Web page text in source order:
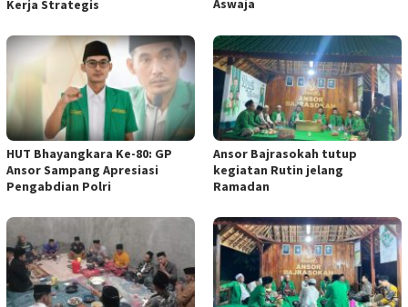
Kerja Strategis
HUT Bhayangkara Ke-80: GP
Ansor Sampang Apresiasi
Pengabdian Polri
Ansor Bajrasokah tutup
kegiatan Rutin jelang
Ramadan